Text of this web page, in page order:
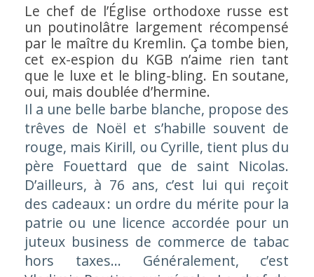
Le chef de l’Église orthodoxe russe est
un poutinolâtre largement récompensé
par le maître du Kremlin. Ça tombe bien,
cet ex-espion du KGB n’aime rien tant
que le luxe et le bling-bling. En soutane,
oui, mais doublée d’hermine.
Il a une belle barbe blanche, propose des
trêves de Noël et s’habille souvent de
rouge, mais Kirill, ou Cyrille, tient plus du
père Fouettard que de saint Nicolas.
D’ailleurs, à 76 ans, c’est lui qui reçoit
des cadeaux : un ordre du mérite pour la
patrie ou une licence accordée pour un
juteux business de commerce de tabac
hors taxes… Généralement, c’est